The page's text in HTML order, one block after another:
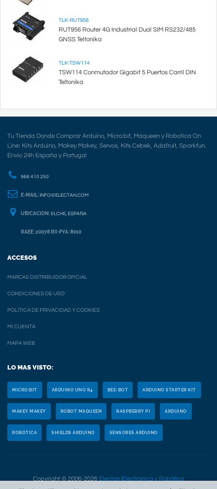
TLK-RUT956
RUT956 Router 4G Industrial Dual SIM RS232/485
GNSS Teltonika
TLK-TSW114
TSW114 Conmutador Gigabit 5 Puertos Carril DIN
Teltonika
Tu Tienda Donde Comprar Arduino, Micro:bit, Maqueen y Robotica On
Line: Kits Arduino, Makey Makey, Servos, Kits Cebek, Adafruit, Sparkfun.
Envio 24h España y Portugal
966 410 250
E-MAIL: INFO@ELECTAN.COM
UBICACION: ELCHE, ESPAÑA
RAEE: 20078 RII-PYA: 8010
ACCESOS
MARCAS DISTRIBUIDOR OFICIAL
CONDICIONES DE USO
POLÍTICA DE PRIVACIDAD Y COOKIES
MI CUENTA
MAPA WEB
LO MAS VISTO:
MICRO:BIT ARDUINO UNO R4 BEE-BOT ARDUINO STARTER KIT
MAKEY MAKEY ROBOT MAQUEEN RASPBERRY PI ARDUINO
ROBÓTICA SHIELDS ARDUINO SENSORES ARDUINO
Copyright © 2006-2026 Electan Electrónica y Robótica